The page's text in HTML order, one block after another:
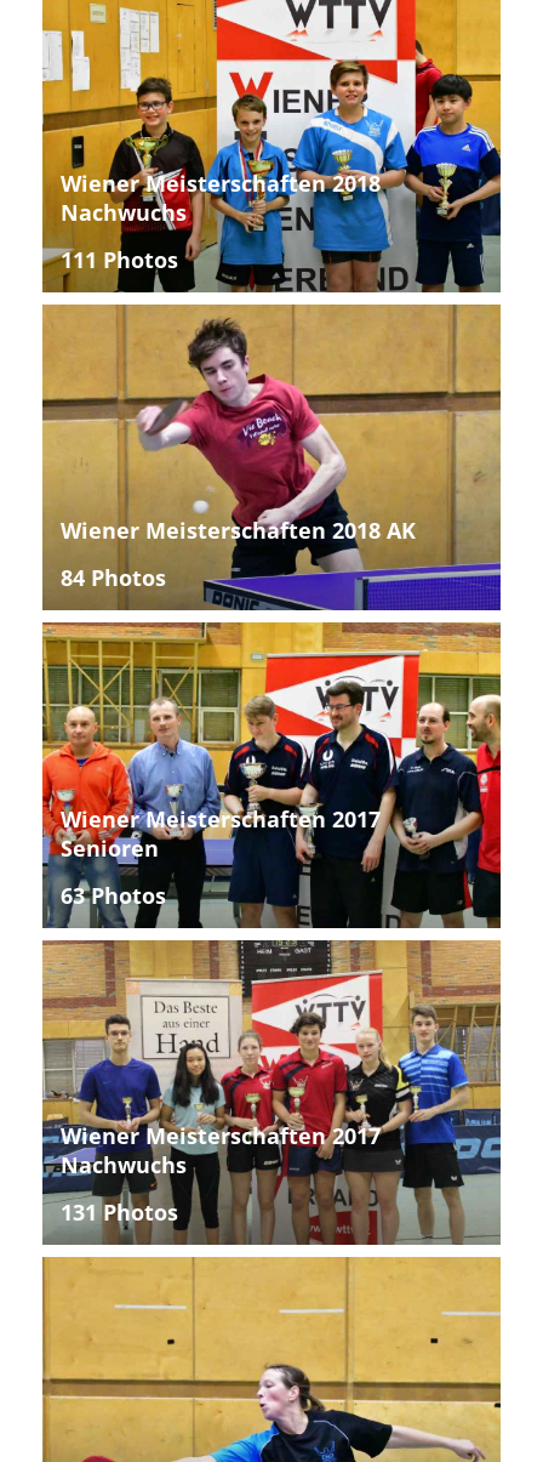
Wiener Meisterschaften 2018
Nachwuchs
111 Photos
Wiener Meisterschaften 2018 AK
84 Photos
Wiener Meisterschaften 2017
Senioren
63 Photos
Wiener Meisterschaften 2017
Nachwuchs
131 Photos